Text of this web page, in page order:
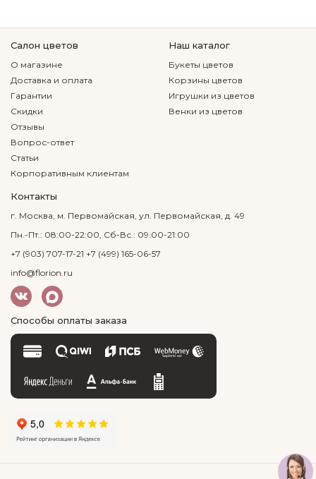
Салон цветов
О магазине
Доставка и оплата
Гарантии
Скидки
Отзывы
Вопрос-ответ
Статьи
Корпоративным клиентам
Наш каталог
Букеты цветов
Корзины цветов
Игрушки из цветов
Венки из цветов
Контакты
г. Москва, м. Первомайская, ул. Первомайская, д. 49
Пн.-Пт.: 08:00-22:00, Сб-Вс.: 09:00-21:00
+7 (903) 707-17-21 +7 (499) 165-06-57
info@florion.ru
Способы оплаты заказа